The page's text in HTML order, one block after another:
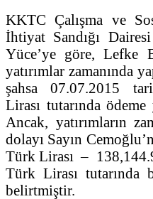
KKTC Çalışma ve
İhtiyat Sandığı
Yüce’ye göre, Lefke
yatırımlar zamanında
şahsa 07.07.2015
Lirası tutarında
Ancak, yatırımların
dolayı Sayın
Türk Lirası ‒
Türk Lirası tutarında
belirtmiştir.